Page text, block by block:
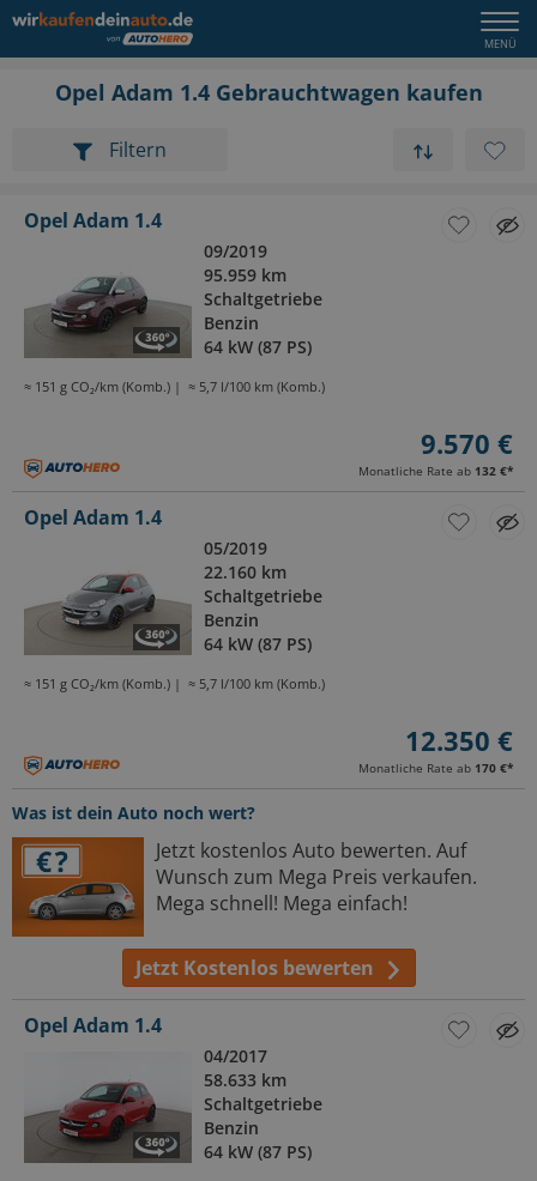
Opel Adam 1.4 Gebrauchtwagen kaufen
Filtern
Opel Adam 1.4
09/2019
95.959 km
Schaltgetriebe
Benzin
64 kW (87 PS)
≈ 151 g CO₂/km (Komb.) ≈ 5,7 l/100 km (Komb.)
9.570 €
Monatliche Rate ab 132 €*
Opel Adam 1.4
05/2019
22.160 km
Schaltgetriebe
Benzin
64 kW (87 PS)
≈ 151 g CO₂/km (Komb.) ≈ 5,7 l/100 km (Komb.)
12.350 €
Monatliche Rate ab 170 €*
Was ist dein Auto noch wert?
Jetzt kostenlos Auto bewerten. Auf
Wunsch zum Mega Preis verkaufen.
Mega schnell! Mega einfach!
Jetzt Kostenlos bewerten
Opel Adam 1.4
04/2017
58.633 km
Schaltgetriebe
Benzin
64 kW (87 PS)